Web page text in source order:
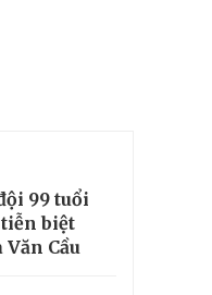
99 tuổi
biệt
Cầu